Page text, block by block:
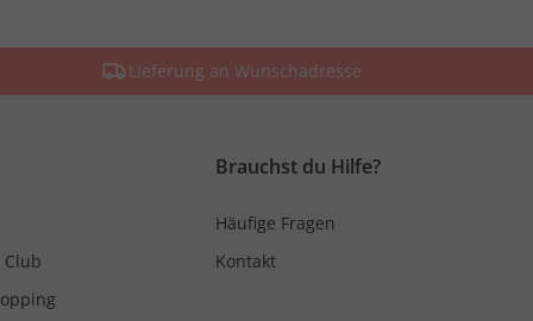
Lieferung an Wunschadresse
Club
Brauchst du Hilfe?
Häufige Fragen
Kontakt